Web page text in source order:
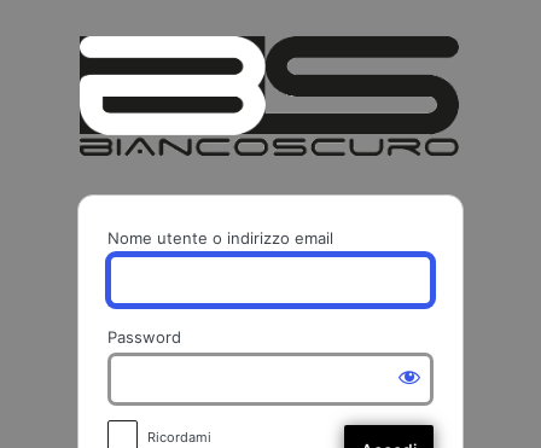
Nome utente o indirizzo email
Password
Ricordami